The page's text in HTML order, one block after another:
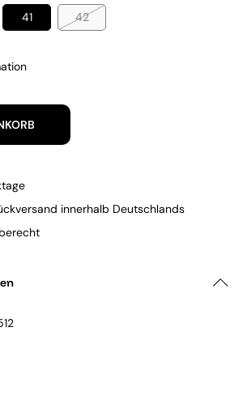
41 42
innerhalb Deutschlands